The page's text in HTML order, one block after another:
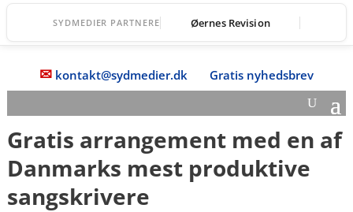
SYDMEDIER PARTNERE Øernes Revision
✉ kontakt@sydmedier.dk Gratis nyhedsbrev
Gratis arrangement med en af
Danmarks mest produktive
sangskrivere